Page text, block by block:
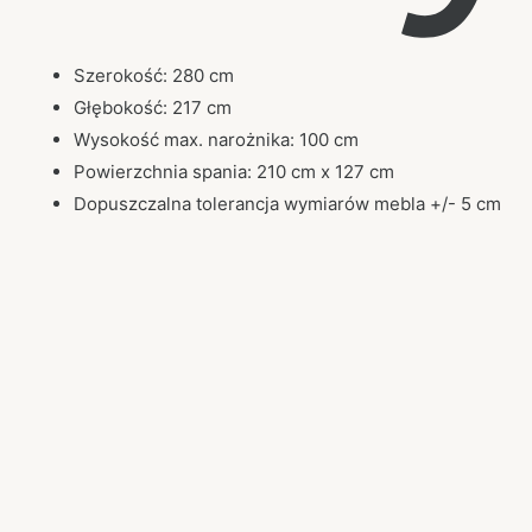
Szerokość: 280 cm
Głębokość: 217 cm
Wysokość max. narożnika: 100 cm
Powierzchnia spania: 210 cm x 127 cm
Dopuszczalna tolerancja wymiarów mebla +/- 5 cm